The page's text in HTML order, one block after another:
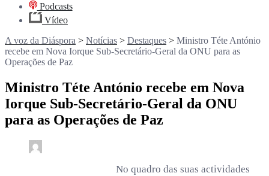
Podcasts
Vídeo
A voz da Diáspora > Notícias > Destaques > Ministro Téte António
recebe em Nova Iorque Sub-Secretário-Geral da ONU para as
Operações de Paz
Ministro Téte António recebe em Nova
Iorque Sub-Secretário-Geral da ONU
para as Operações de Paz
No quadro das suas actividades